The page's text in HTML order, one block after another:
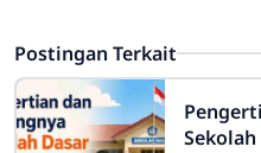
Postingan Terkait